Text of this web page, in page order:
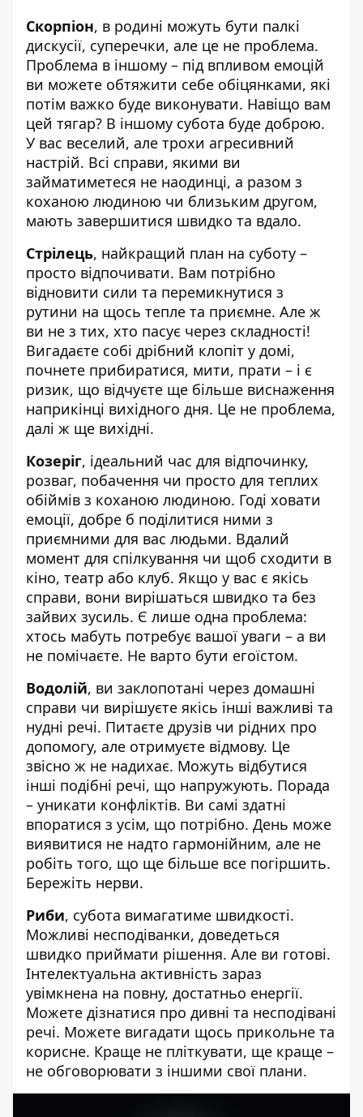
Скорпіон, в родині можуть бути палкі
дискусії, суперечки, але це не проблема.
Проблема в іншому – під впливом емоцій
ви можете обтяжити себе обіцянками, які
потім важко буде виконувати. Навіщо вам
цей тягар? В іншому субота буде доброю.
У вас веселий, але трохи агресивний
настрій. Всі справи, якими ви
займатиметеся не наодинці, а разом з
коханою людиною чи близьким другом,
мають завершитися швидко та вдало.
Стрілець, найкращий план на суботу –
просто відпочивати. Вам потрібно
відновити сили та перемикнутися з
рутини на щось тепле та приємне. Але ж
ви не з тих, хто пасує через складності!
Вигадаєте собі дрібний клопіт у домі,
почнете прибиратися, мити, прати – і є
ризик, що відчуєте ще більше виснаження
наприкінці вихідного дня. Це не проблема,
далі ж ще вихідні.
Козеріг, ідеальний час для відпочинку,
розваг, побачення чи просто для теплих
обіймів з коханою людиною. Годі ховати
емоції, добре б поділитися ними з
приємними для вас людьми. Вдалий
момент для спілкування чи щоб сходити в
кіно, театр або клуб. Якщо у вас є якісь
справи, вони вирішаться швидко та без
зайвих зусиль. Є лише одна проблема:
хтось мабуть потребує вашої уваги – а ви
не помічаєте. Не варто бути егоїстом.
Водолій, ви заклопотані через домашні
справи чи вирішуєте якісь інші важливі та
нудні речі. Питаєте друзів чи рідних про
допомогу, але отримуєте відмову. Це
звісно ж не надихає. Можуть відбутися
інші подібні речі, що напружують. Порада
– уникати конфліктів. Ви самі здатні
впоратися з усім, що потрібно. День може
виявитися не надто гармонійним, але не
робіть того, що ще більше все погіршить.
Бережіть нерви.
Риби, субота вимагатиме швидкості.
Можливі несподіванки, доведеться
швидко приймати рішення. Але ви готові.
Інтелектуальна активність зараз
увімкнена на повну, достатньо енергії.
Можете дізнатися про дивні та несподівані
речі. Можете вигадати щось прикольне та
корисне. Краще не пліткувати, ще краще –
не обговорювати з іншими свої плани.